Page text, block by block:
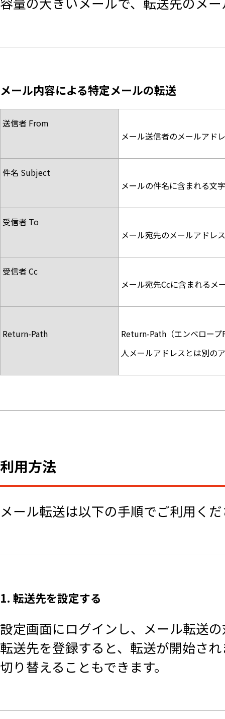
メール内容による特定メールの転送
送信者 From
メール送信者のメールアド
件名 Subject
メールの件名に含まれる文
受信者 To
メール宛先のメールアドレ
受信者 Cc
メール宛先Ccに含まれるメ
Return-Path
Return-Path（エンベロー
人メールアドレスとは別の
利用方法
メール転送は以下の手順でご利用く
1. 転送先を設定する
設定画面にログインし、メール転送
転送先を登録すると、転送が開始さ
切り替えることもできます。